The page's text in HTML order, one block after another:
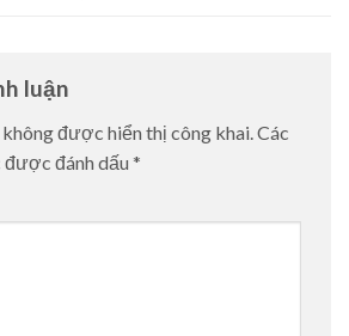
luận
không được hiển thị công khai.Các
đánh dấu *